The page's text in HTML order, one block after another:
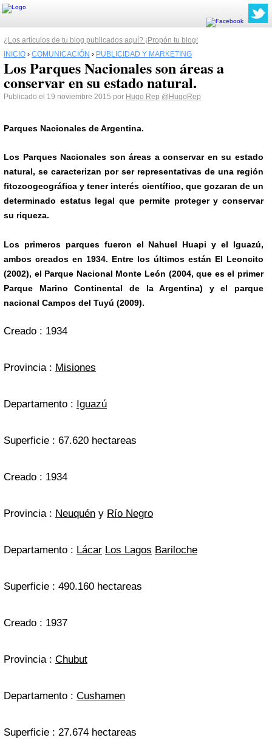
¿Los artículos de tu blog publicados aquí? ¡Propón tu blog!
INICIO › COMUNICACIÓN › PUBLICIDAD Y MARKETING
Los Parques Nacionales son áreas a
conservar en su estado natural.
Publicado el 19 noviembre 2015 por Hugo Rep @HugoRep
Parques Nacionales de Argentina.
Los Parques Nacionales son áreas a conservar en su estado
natural, se caracterizan por ser representativas de una región
fitozoogeográfica y tener interés científico, que gozaran de un
determinado estatus legal que permite proteger y conservar
su riqueza.
Los primeros parques fueron el Nahuel Huapi y el Iguazú,
ambos creados en 1934. Entre los últimos están El Leoncito
(2002), el Parque Nacional Monte León (2004, que es el primer
Parque Marino Continental de la Argentina) y el parque
nacional Campos del Tuyú (2009).
Creado : 1934
Provincia : Misiones
Departamento : Iguazú
Superficie : 67.620 hectareas
Creado : 1934
Provincia : Neuquén y Río Negro
Departamento : Lácar Los Lagos Bariloche
Superficie : 490.160 hectareas
Creado : 1937
Provincia : Chubut
Departamento : Cushamen
Superficie : 27.674 hectareas